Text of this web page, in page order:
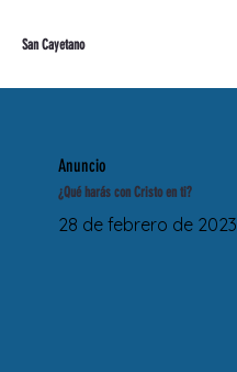
San Cayetano
Anuncio
¿Qué harás con Cristo en ti?
28 de febrero de 2023